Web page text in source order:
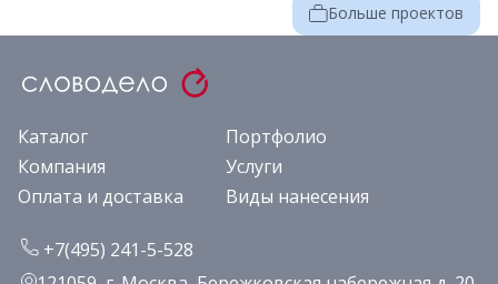
Больше проектов
Каталог
Портфолио
Компания
Услуги
Оплата и доставка
Виды нанесения
+7(495) 241-5-528